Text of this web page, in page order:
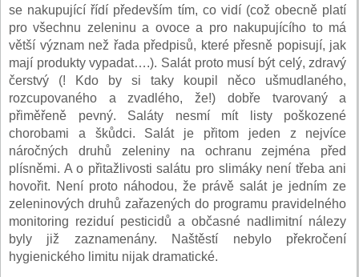
se nakupující řídí především tím, co vidí (což obecně platí
pro všechnu zeleninu a ovoce a pro nakupujícího to má
větší význam než řada předpisů, které přesně popisují, jak
mají produkty vypadat….). Salát proto musí být celý, zdravý
čerstvý (! Kdo by si taky koupil něco ušmudlaného,
rozcupovaného a zvadlého, že!) dobře tvarovaný a
přiměřeně pevný. Saláty nesmí mít listy poškozené
chorobami a škůdci. Salát je přitom jeden z nejvíce
náročných druhů zeleniny na ochranu zejména před
plísněmi. A o přitažlivosti salátu pro slimáky není třeba ani
hovořit. Není proto náhodou, že právě salát je jedním ze
zeleninových druhů zařazených do programu pravidelného
monitoring reziduí pesticidů a občasné nadlimitní nálezy
byly již zaznamenány. Naštěstí nebylo překročení
hygienického limitu nijak dramatické.